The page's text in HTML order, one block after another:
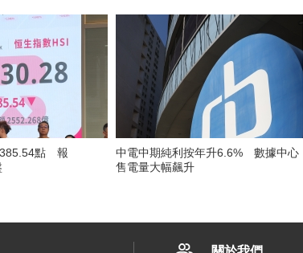
385.54點 報
中電中期純利按年升6.6% 數據中心
售電量大幅飆升